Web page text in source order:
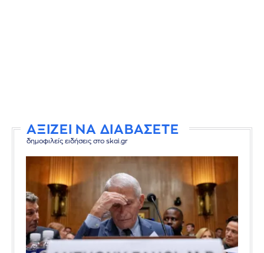
ΑΞΙΖΕΙ ΝΑ ΔΙΑΒΑΣΕΤΕ
δημοφιλείς ειδήσεις στο skai.gr